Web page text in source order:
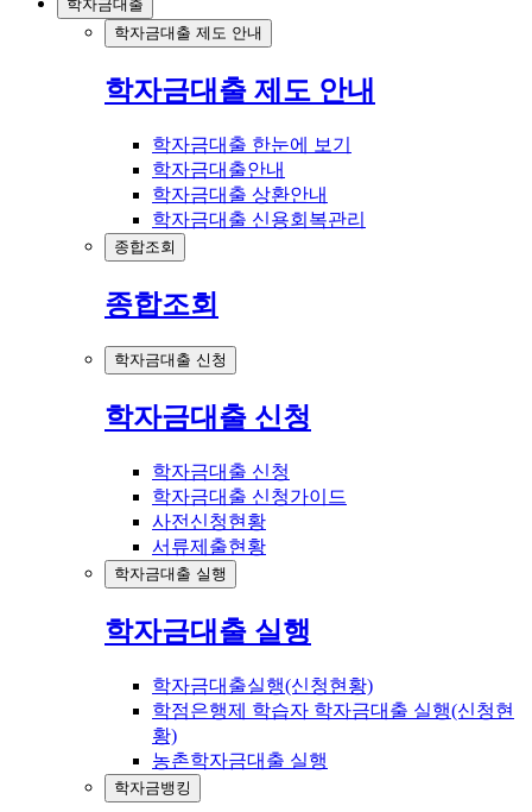
학자금대출
학자금대출 제도 안내
학자금대출 제도 안내
학자금대출 한눈에 보기
학자금대출안내
학자금대출 상환안내
학자금대출 신용회복관리
종합조회
종합조회
학자금대출 신청
학자금대출 신청
학자금대출 신청
학자금대출 신청가이드
사전신청현황
서류제출현황
학자금대출 실행
학자금대출 실행
학자금대출실행(신청현황)
학점은행제 학습자 학자금대출 실행(신청현
황)
농촌학자금대출 실행
학자금뱅킹